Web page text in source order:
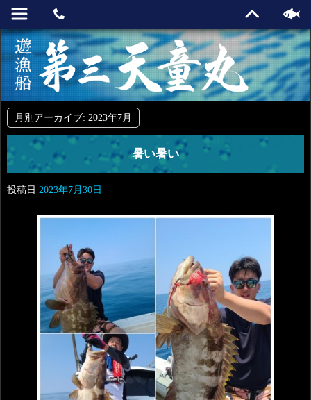
月別アーカイブ: 2023年7月
暑い暑い
投稿日 2023年7月30日